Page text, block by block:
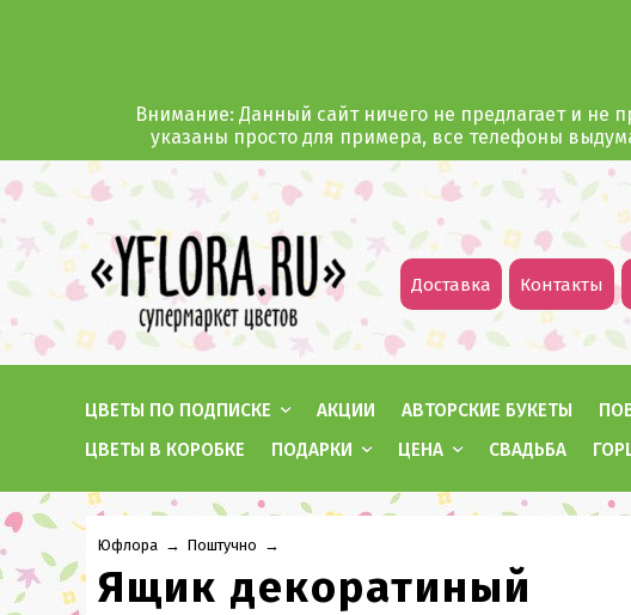
Внимание: Данный сайт ничего не предлагает и не
указаны просто для примера, все телефоны
Доставка Контакты
ЦВЕТЫ ПО ПОДПИСКЕ АКЦИИ АВТОРСКИЕ БУКЕТЫ
ЦВЕТЫ В КОРОБКЕ
ПОДАРКИ ЦЕНА СВАДЬБА
Юфлора → Поштучно →
Ящик декоратиный